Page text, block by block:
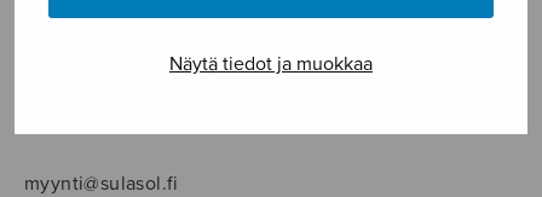
Näytä tiedot ja muokkaa
Myymälä avoinna
00180 Helsinki
myynti@sulasol.fi